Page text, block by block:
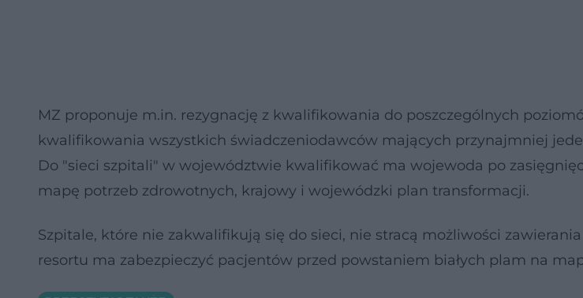
MZ proponuje m.in. rezygnację z kwalifikowania do poszczególnych
kwalifikowania wszystkich świadczeniodawców mających przynajmniej
Do "sieci szpitali" w województwie kwalifikować ma wojewoda po
mapę potrzeb zdrowotnych, krajowy i wojewódzki plan transformacji.
Szpitale, które nie zakwalifikują się do sieci, nie stracą możliwości
resortu ma zabezpieczyć pacjentów przed powstaniem białych plam na